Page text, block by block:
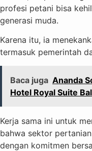
profesi petani bisa
generasi muda.
Karena itu, ia
termasuk pemerintah
Baca juga Ananda
Hotel Royal Suite
Kerja sama ini untuk
bahwa sektor
dengan komitmen